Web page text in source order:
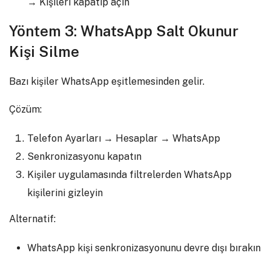
Yöntem 3: WhatsApp Salt Okunur
Kişi Silme
Bazı kişiler WhatsApp eşitlemesinden gelir.
Çözüm:
Telefon Ayarları → Hesaplar → WhatsApp
Senkronizasyonu kapatın
Kişiler uygulamasında filtrelerden WhatsApp
kişilerini gizleyin
Alternatif:
WhatsApp kişi senkronizasyonunu devre dışı bırakın